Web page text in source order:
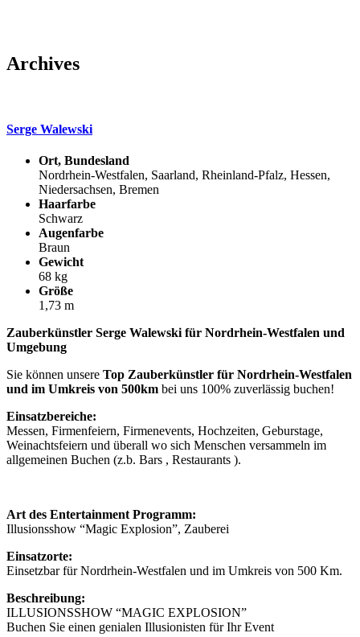
Archives
Serge Walewski
Ort, Bundesland
Nordrhein-Westfalen, Saarland, Rheinland-Pfalz, Hessen,
Niedersachsen, Bremen
Haarfarbe
Schwarz
Augenfarbe
Braun
Gewicht
68 kg
Größe
1,73 m
Zauberkünstler Serge Walewski für Nordrhein-Westfalen und
Umgebung
Sie können unsere Top Zauberkünstler für Nordrhein-Westfalen
und im Umkreis von 500km bei uns 100% zuverlässig buchen!
Einsatzbereiche:
Messen, Firmenfeiern, Firmenevents, Hochzeiten, Geburstage,
Weinachtsfeiern und überall wo sich Menschen versammeln im
allgemeinen Buchen (z.b. Bars , Restaurants ).
Art des Entertainment Programm:
Illusionsshow “Magic Explosion”, Zauberei
Einsatzorte:
Einsetzbar für Nordrhein-Westfalen und im Umkreis von 500 Km.
Beschreibung:
ILLUSIONSSHOW “MAGIC EXPLOSION”
Buchen Sie einen genialen Illusionisten für Ihr Event